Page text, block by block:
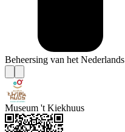
Beheersing van het Nederlands
Museum 't Kiekhuus